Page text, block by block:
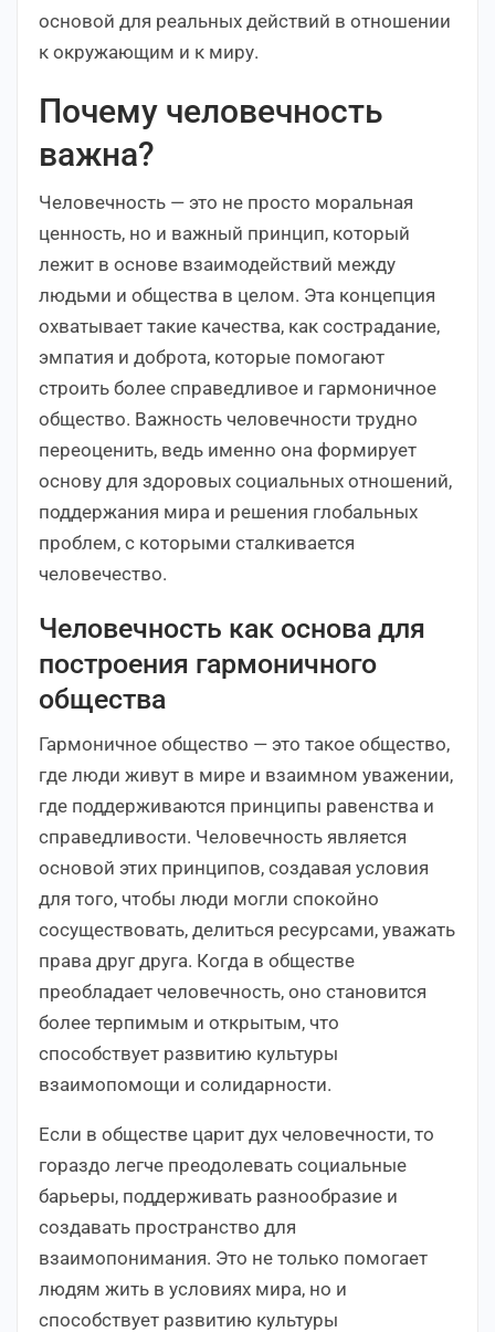
основой для реальных действий в отношении
к окружающим и к миру.
Почему человечность
важна?
Человечность — это не просто моральная
ценность, но и важный принцип, который
лежит в основе взаимодействий между
людьми и общества в целом. Эта концепция
охватывает такие качества, как сострадание,
эмпатия и доброта, которые помогают
строить более справедливое и гармоничное
общество. Важность человечности трудно
переоценить, ведь именно она формирует
основу для здоровых социальных отношений,
поддержания мира и решения глобальных
проблем, с которыми сталкивается
человечество.
Человечность как основа для
построения гармоничного
общества
Гармоничное общество — это такое общество,
где люди живут в мире и взаимном уважении,
где поддерживаются принципы равенства и
справедливости. Человечность является
основой этих принципов, создавая условия
для того, чтобы люди могли спокойно
сосуществовать, делиться ресурсами, уважать
права друг друга. Когда в обществе
преобладает человечность, оно становится
более терпимым и открытым, что
способствует развитию культуры
взаимопомощи и солидарности.
Если в обществе царит дух человечности, то
гораздо легче преодолевать социальные
барьеры, поддерживать разнообразие и
создавать пространство для
взаимопонимания. Это не только помогает
людям жить в условиях мира, но и
способствует развитию культуры